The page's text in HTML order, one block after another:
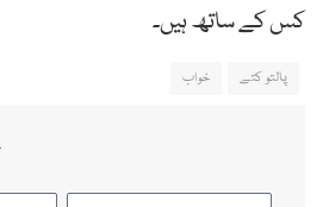
کس کے ساتھ ہیں۔
پالتو کتے خواب